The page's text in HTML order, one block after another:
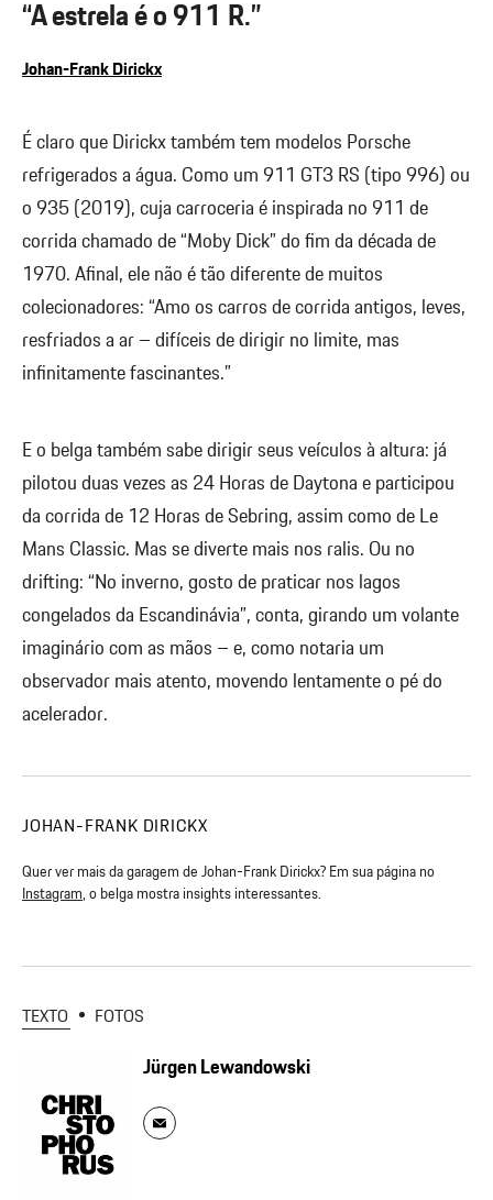
“A estrela é o 911 R.”
Johan-Frank Dirickx
É claro que Dirickx também tem modelos Porsche
refrigerados a água. Como um 911 GT3 RS (tipo 996) ou
o 935 (2019), cuja carroceria é inspirada no 911 de
corrida chamado de “Moby Dick” do fim da década de
1970. Afinal, ele não é tão diferente de muitos
colecionadores: “Amo os carros de corrida antigos, leves,
resfriados a ar – difíceis de dirigir no limite, mas
infinitamente fascinantes.”
E o belga também sabe dirigir seus veículos à altura: já
pilotou duas vezes as 24 Horas de Daytona e participou
da corrida de 12 Horas de Sebring, assim como de Le
Mans Classic. Mas se diverte mais nos ralis. Ou no
drifting: “No inverno, gosto de praticar nos lagos
congelados da Escandinávia”, conta, girando um volante
imaginário com as mãos – e, como notaria um
observador mais atento, movendo lentamente o pé do
acelerador.
JOHAN-FRANK DIRICKX
Quer ver mais da garagem de Johan-Frank Dirickx? Em sua página no
Instagram, o belga mostra insights interessantes.
TEXTO FOTOS
Jürgen Lewandowski